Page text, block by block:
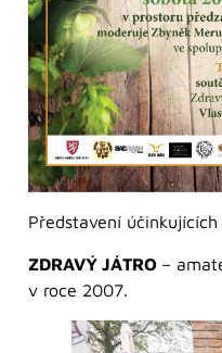
Představení účinkujících
ZDRAVÝ JÁTRO –
v roce 2007.